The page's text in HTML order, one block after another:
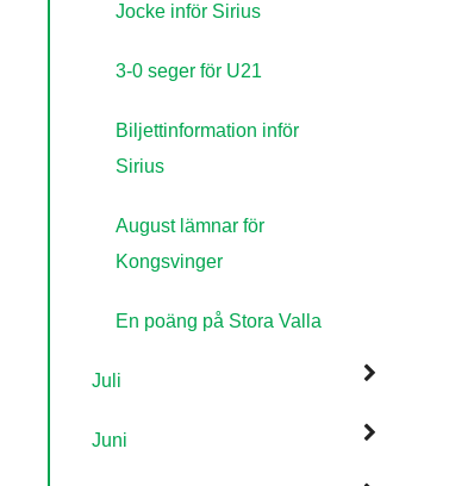
Jocke inför Sirius
3-0 seger för U21
Biljettinformation inför
Sirius
August lämnar för
Kongsvinger
En poäng på Stora Valla
Juli
Juni